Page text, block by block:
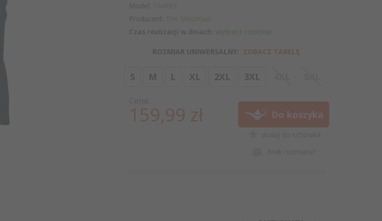
Model: 104893
Czas realizacji w dniach: wybierz rozmiar
Producent: The Mountain
ROZMIAR UNIWERSALNY: ZOBACZ TABELĘ
S M L XL 2XL 3XL
159,99 zł Do koszyka